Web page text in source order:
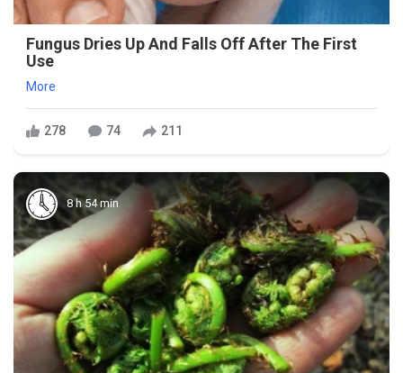
Fungus Dries Up And Falls Off After The First
Use
More
278 74 211
8 h 54 min